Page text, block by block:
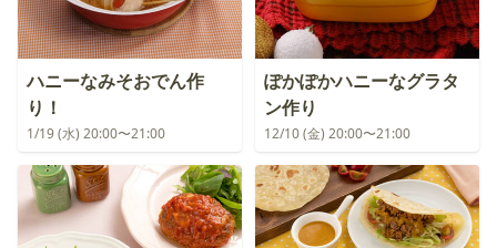
ハニーなみそおでん作
り！
1/19 (水) 20:00〜21:00
ぽかぽかハニーなグラタ
ン作り
12/10 (金) 20:00〜21:00